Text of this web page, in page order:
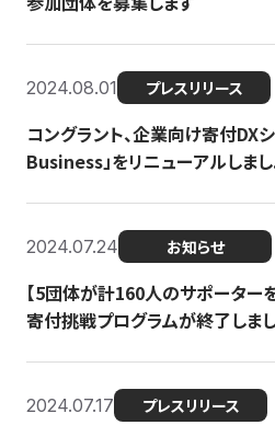
2024.08.01 プレスリリース
コングラント、企業向け寄付DX
Business」をリニューアルしま
2024.07.24 お知らせ
【5団体が計160人のサポーター
寄付挑戦プログラムが終了しま
2024.07.17 プレスリリース